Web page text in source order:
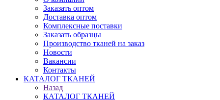
Заказать оптом
Доставка оптом
Комплексные поставки
Заказать образцы
Производство тканей на заказ
Новости
Вакансии
Контакты
КАТАЛОГ ТКАНЕЙ
Назад
КАТАЛОГ ТКАНЕЙ